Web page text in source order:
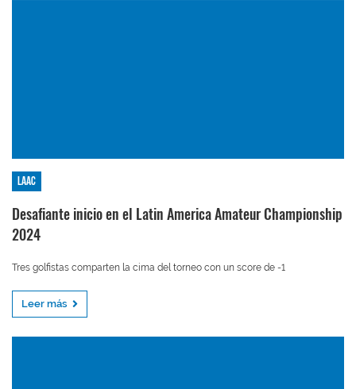
LAAC
Desafiante inicio en el Latin America Amateur Championship
2024
Tres golfistas comparten la cima del torneo con un score de -1
Leer más